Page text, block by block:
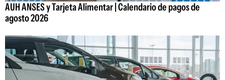
AUH ANSES y Tarjeta Alimentar | Calendario de pagos de
agosto 2026